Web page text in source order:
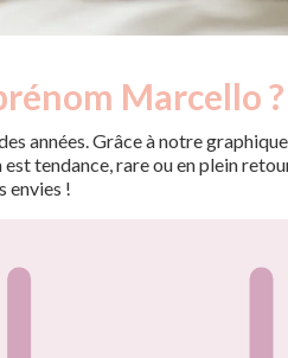
Marcello ?
années. Grâce à notre
tendance, rare ou en plein
envies !